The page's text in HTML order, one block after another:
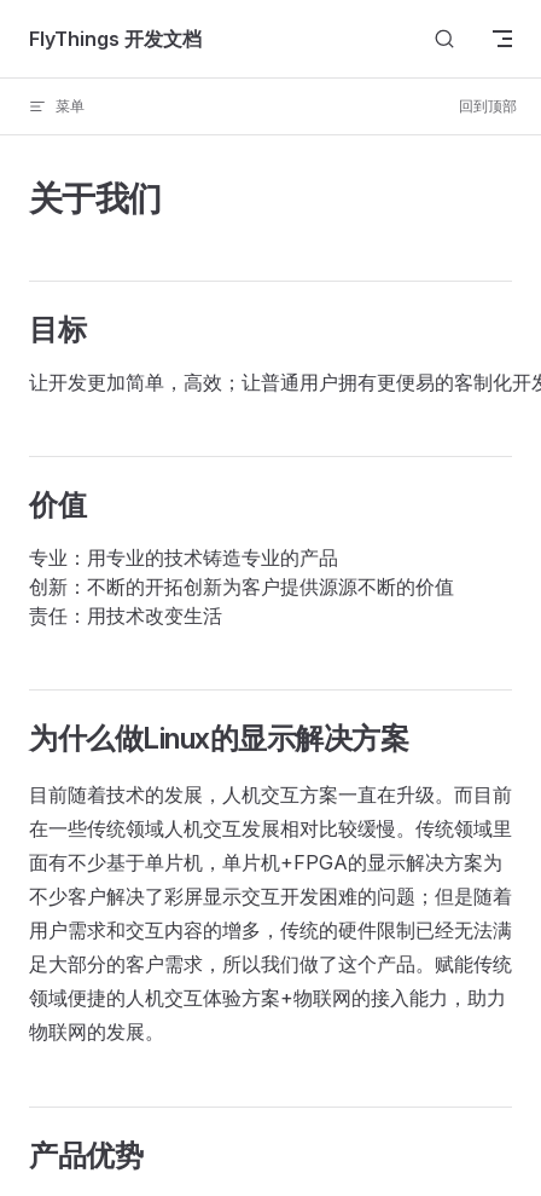
Skip to content
FlyThings 开发文档
菜单 回到顶部
关于我们
目标
价值
专业：用专业的技术铸造专业的产品
创新：不断的开拓创新为客户提供源源不断的价值
为什么做Linux的显示解决方案
目前随着技术的发展，人机交互方案一直在升级。而目前
在一些传统领域人机交互发展相对比较缓慢。传统领域里
面有不少基于单片机，单片机+FPGA的显示解决方案为
不少客户解决了彩屏显示交互开发困难的问题；但是随着
用户需求和交互内容的增多，传统的硬件限制已经无法满
足大部分的客户需求，所以我们做了这个产品。赋能传统
领域便捷的人机交互体验方案+物联网的接入能力，助力
物联网的发展。
产品优势